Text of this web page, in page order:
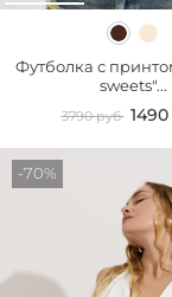
Футболка с
sweets"...
3790 руб
-70%